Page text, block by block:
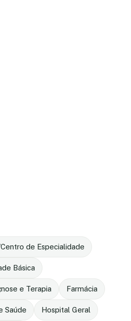
de Especialidade
Básica
e Terapia Farmácia
Saúde Hospital Geral